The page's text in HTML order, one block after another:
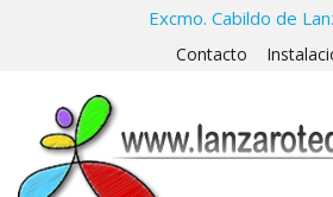
Excmo. Cabildo de
Contacto